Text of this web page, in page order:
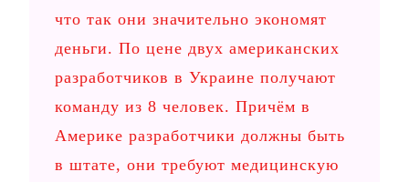
что так они значительно экономят
деньги. По цене двух американских
разработчиков в Украине получают
команду из 8 человек. Причём в
Америке разработчики должны быть
в штате, они требуют медицинскую